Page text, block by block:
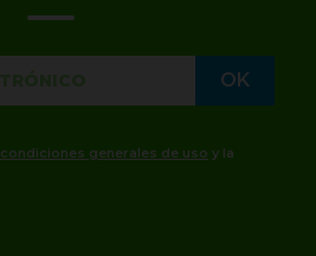
condiciones generales de uso y la